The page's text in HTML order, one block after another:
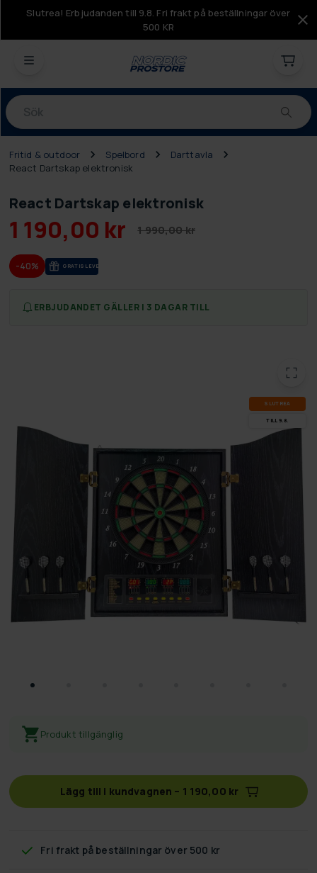
Slutrea! Erbjudanden till 9.8. Fri frakt på beställningar över
500 KR
Produkter
Fritid & outdoor Spelbord
Darttavla
React Dartskap elektronisk
React Dartskap elektronisk
1 190,00 kr 1 990,00 kr
-40% GRA­TIS LE­VE­RANS
ERBJUDANDET GÄLLER I 3 DAGAR TILL
SLUT­REA
TILL 9.8.
Produkt tillgänglig
Lägg till i kundvagnen – 1 190,00 kr
Fri frakt på beställningar över 500 kr